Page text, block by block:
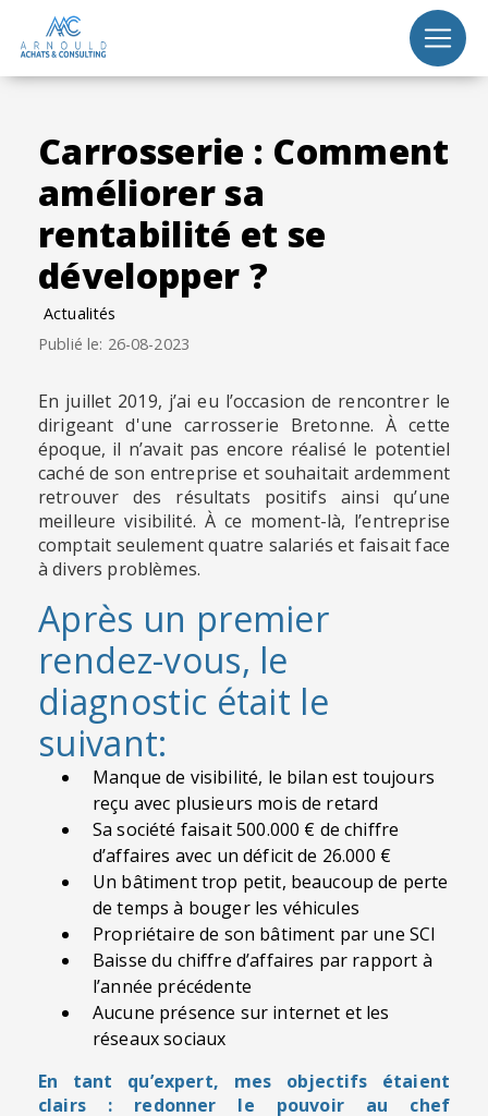
Carrosserie : Comment
améliorer sa
rentabilité et se
développer ?
Actualités
Publié le: 26-08-2023
En juillet 2019, j’ai eu l’occasion de rencontrer le
dirigeant d'une carrosserie Bretonne. À cette
époque, il n’avait pas encore réalisé le potentiel
caché de son entreprise et souhaitait ardemment
retrouver des résultats positifs ainsi qu’une
meilleure visibilité. À ce moment-là, l’entreprise
comptait seulement quatre salariés et faisait face
à divers problèmes.
Après un premier
rendez-vous, le
diagnostic était le
suivant:
Manque de visibilité, le bilan est toujours
reçu avec plusieurs mois de retard
Sa société faisait 500.000 € de chiffre
d’affaires avec un déficit de 26.000 €
Un bâtiment trop petit, beaucoup de perte
de temps à bouger les véhicules
Propriétaire de son bâtiment par une SCI
Baisse du chiffre d’affaires par rapport à
l’année précédente
Aucune présence sur internet et les
réseaux sociaux
En tant qu’expert, mes objectifs étaient
clairs : redonner le pouvoir au chef
Panneau de gestion des cookies